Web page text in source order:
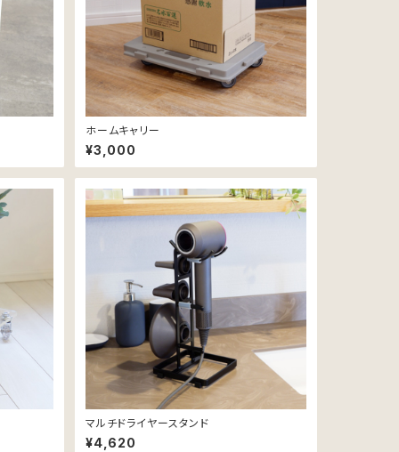
ホームキャリー
¥3,000
マルチドライヤースタンド
¥4,620